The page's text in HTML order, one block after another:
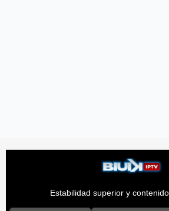
Estabilidad superior y